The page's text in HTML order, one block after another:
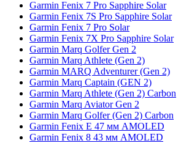
Garmin Fenix 7 Pro Sapphire Solar
Garmin Fenix 7S Pro Sapphire Solar
Garmin Fenix 7 Pro Solar
Garmin Fenix 7X Pro Sapphire Solar
Garmin Marq Golfer Gen 2
Garmin Marq Athlete (Gen 2)
Garmin MARQ Adventurer (Gen 2)
Garmin Marq Captain (GEN 2)
Garmin Marq Athlete (Gen 2) Carbon
Garmin Marq Aviator Gen 2
Garmin Marq Golfer (Gen 2) Carbon
Garmin Fenix E 47 мм AMOLED
Garmin Fenix 8 43 мм AMOLED